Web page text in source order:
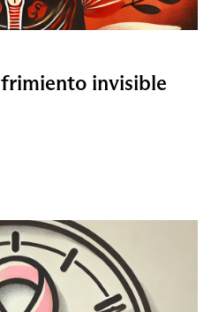
invisible